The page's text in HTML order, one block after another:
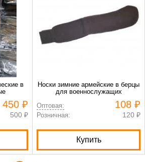
в
450 ₽
500 ₽
Носки зимние армейские в берцы
для военнослужащих
Оптовая:
108 ₽
Розничная: 120 ₽
Купить